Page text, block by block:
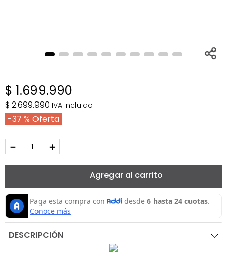
$ 1.699.990
$2.699.990 IVA incluido
37 %
＋
－
Agregar al carrito
DESCRIPCIÓN